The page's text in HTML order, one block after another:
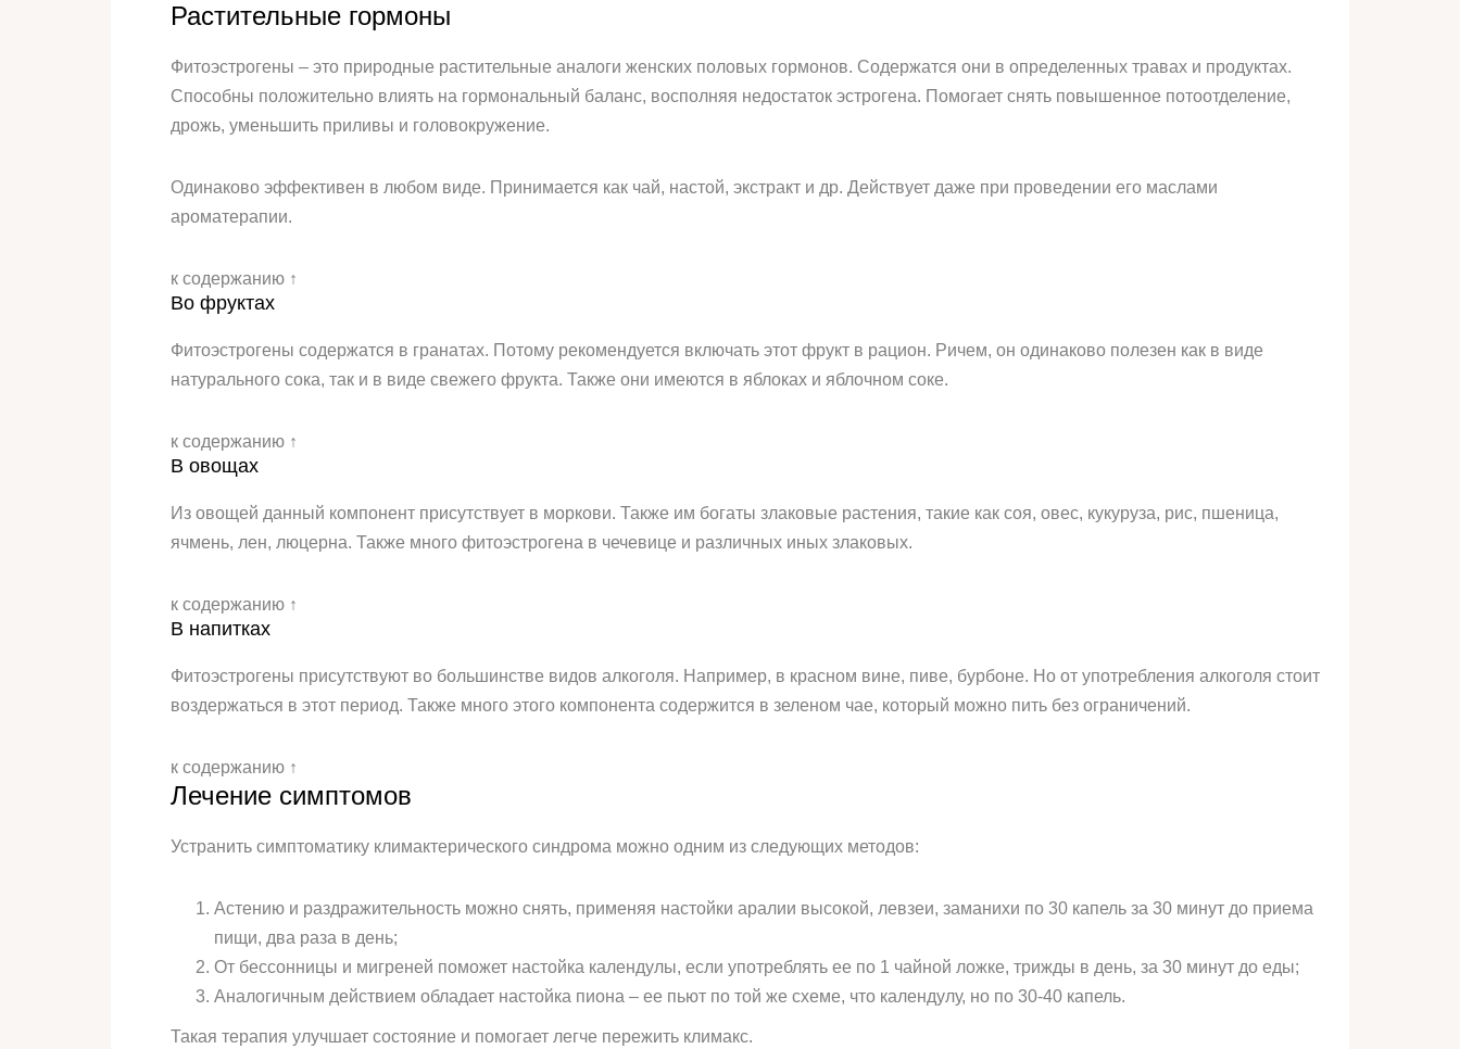
Растительные гормоны
Фитоэстрогены – это природные растительные аналоги женских половых гормонов. Содержатся они в определенных травах и продуктах.
Способны положительно влиять на гормональный баланс, восполняя недостаток эстрогена. Помогает снять повышенное потоотделение,
дрожь, уменьшить приливы и головокружение.
Одинаково эффективен в любом виде. Принимается как чай, настой, экстракт и др. Действует даже при проведении его маслами
ароматерапии.
к содержанию ↑
Во фруктах
Фитоэстрогены содержатся в гранатах. Потому рекомендуется включать этот фрукт в рацион. Ричем, он одинаково полезен как в виде
натурального сока, так и в виде свежего фрукта. Также они имеются в яблоках и яблочном соке.
к содержанию ↑
В овощах
Из овощей данный компонент присутствует в моркови. Также им богаты злаковые растения, такие как соя, овес, кукуруза, рис, пшеница,
ячмень, лен, люцерна. Также много фитоэстрогена в чечевице и различных иных злаковых.
к содержанию ↑
В напитках
Фитоэстрогены присутствуют во большинстве видов алкоголя. Например, в красном вине, пиве, бурбоне. Но от употребления алкоголя стоит
воздержаться в этот период. Также много этого компонента содержится в зеленом чае, который можно пить без ограничений.
к содержанию ↑
Лечение симптомов
Устранить симптоматику климактерического синдрома можно одним из следующих методов:
Астению и раздражительность можно снять, применяя настойки аралии высокой, левзеи, заманихи по 30 капель за 30 минут до приема
пищи, два раза в день;
От бессонницы и мигреней поможет настойка календулы, если употреблять ее по 1 чайной ложке, трижды в день, за 30 минут до еды;
Аналогичным действием обладает настойка пиона – ее пьют по той же схеме, что календулу, но по 30-40 капель.
Такая терапия улучшает состояние и помогает легче пережить климакс.